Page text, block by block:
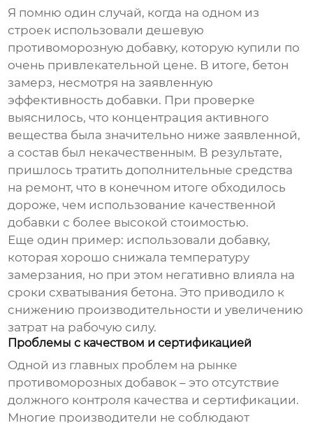
Я помню один случай, когда на одном из
строек использовалидешевую
противоморозную добавку, которую купили по
очень привлекательной цене. В итоге, бетон
замерз, несмотря на заявленную
эффективность добавки. При проверке
выяснилось, что концентрация активного
вещества была значительно ниже заявленной,
а состав был некачественным. В результате,
пришлось тратить дополнительные средства
на ремонт, что в конечном итоге обходилось
дороже, чем использование качественной
добавки с более высокой стоимостью.
Еще один пример: использовали добавку,
которая хорошо снижала температуру
замерзания, но при этом негативно влияла на
сроки схватывания бетона. Это приводило к
снижению производительности и увеличению
затрат на рабочую силу.
Проблемы с качеством и сертификацией
Одной из главных проблем на рынке
противоморозных добавок – это отсутствие
должного контроля качества и сертификации.
Многие производители не соблюдают